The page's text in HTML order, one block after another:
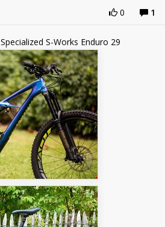
0 1
Specialized S-Works Enduro 29